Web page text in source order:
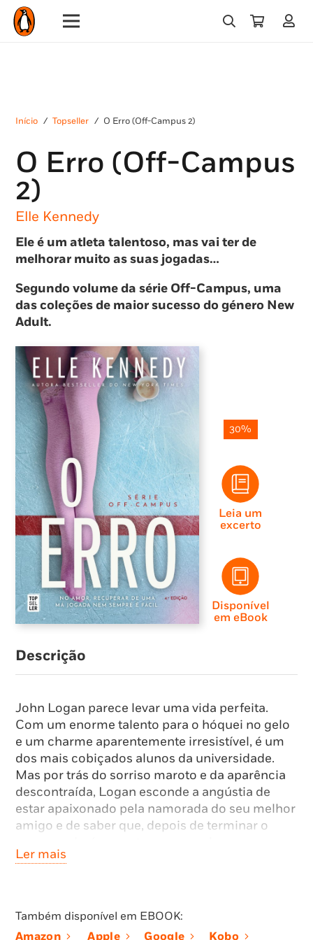
Início / Topseller / O Erro (Off-Campus 2)
O Erro (Off-Campus
2)
Elle Kennedy
Ele é um atleta talentoso, mas vai ter de
melhorar muito as suas jogadas…
Segundo volume da série Off-Campus, uma
das coleções de maior sucesso do género New
Adult.
30%
Leia um
excerto
Disponível
em eBook
Descrição
John Logan parece levar uma vida perfeita.
Com um enorme talento para o hóquei no gelo
e um charme aparentemente irresistível, é um
dos mais cobiçados alunos da universidade.
Mas por trás do sorriso maroto e da aparência
descontraída, Logan esconde a angústia de
estar apaixonado pela namorada do seu melhor
amigo e de saber que, depois de terminar o
saída.
tem da vida. Tudo nela é original e intrigante, e,
Ler mais
Também disponível em EBOOK:
Amazon
Apple Google
Kobo